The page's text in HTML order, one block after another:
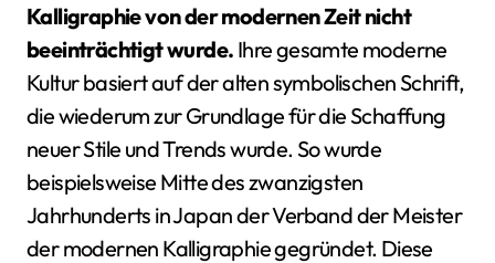
Kalligraphie von der modernen Zeit nicht
beeinträchtigt wurde. Ihre gesamte moderne
Kultur basiert auf der alten symbolischen Schrift,
die wiederum zur Grundlage für die Schaffung
neuer Stile und Trends wurde. So wurde
beispielsweise Mitte des zwanzigsten
Jahrhunderts in Japan der Verband der Meister
der modernen Kalligraphie gegründet. Diese